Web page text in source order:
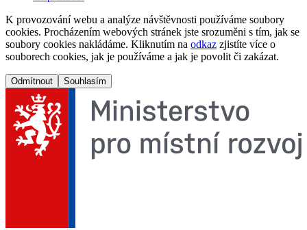
K provozování webu a analýze návštěvnosti používáme soubory
cookies. Procházením webových stránek jste srozuměni s tím, jak se
soubory cookies nakládáme. Kliknutím na odkaz zjistíte více o
souborech cookies, jak je používáme a jak je povolit či zakázat.
Odmítnout Souhlasím